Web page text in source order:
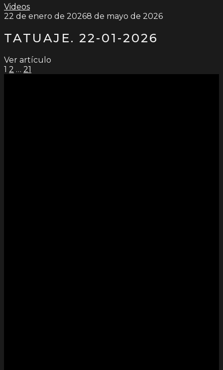
Videos
22 de enero de 20268 de mayo de 2026
TATUAJE. 22-01-2026
Ver artículo
PAGINACIÓN
1 2 … 21